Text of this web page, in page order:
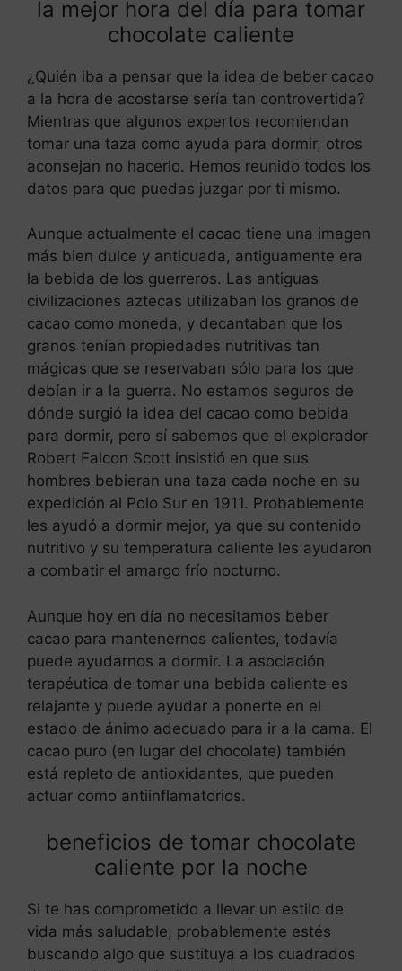
la mejor hora del día para tomar
chocolate caliente
¿Quién iba a pensar que la idea de beber cacao
a la hora de acostarse sería tan controvertida?
Mientras que algunos expertos recomiendan
tomar una taza como ayuda para dormir, otros
aconsejan no hacerlo. Hemos reunido todos los
datos para que puedas juzgar por ti mismo.
Aunque actualmente el cacao tiene una imagen
más bien dulce y anticuada, antiguamente era
la bebida de los guerreros. Las antiguas
civilizaciones aztecas utilizaban los granos de
cacao como moneda, y decantaban que los
granos tenían propiedades nutritivas tan
mágicas que se reservaban sólo para los que
debían ir a la guerra. No estamos seguros de
dónde surgió la idea del cacao como bebida
para dormir, pero sí sabemos que el explorador
Robert Falcon Scott insistió en que sus
hombres bebieran una taza cada noche en su
expedición al Polo Sur en 1911. Probablemente
les ayudó a dormir mejor, ya que su contenido
nutritivo y su temperatura caliente les ayudaron
a combatir el amargo frío nocturno.
Aunque hoy en día no necesitamos beber
cacao para mantenernos calientes, todavía
puede ayudarnos a dormir. La asociación
terapéutica de tomar una bebida caliente es
relajante y puede ayudar a ponerte en el
estado de ánimo adecuado para ir a la cama. El
cacao puro (en lugar del chocolate) también
está repleto de antioxidantes, que pueden
actuar como antiinflamatorios.
beneficios de tomar chocolate
caliente por la noche
Si te has comprometido a llevar un estilo de
vida más saludable, probablemente estés
buscando algo que sustituya a los cuadrados